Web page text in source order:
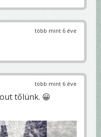
több mint 6 éve
több mint 6 éve
tőlünk. 😀